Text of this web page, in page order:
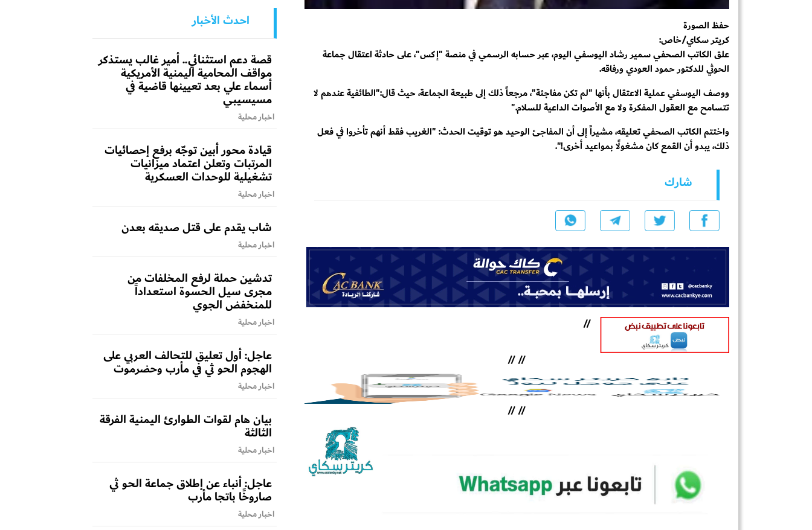
حفظ الصورة
كريتر سكاي/خاص:
علق الكاتب الصحفي سمير رشاد اليوسفي اليوم، عبر حسابه الرسمي في منصة "إكس"، على حادثة اعتقال جماعة
الحوثي للدكتور حمود العودي ورفاقه.
ووصف اليوسفي عملية الاعتقال بأنها "لم تكن مفاجئة"، مرجعاً ذلك إلى طبيعة الجماعة، حيث قال:"الطائفية عندهم لا
تتسامح مع العقول المفكرة ولا مع الأصوات الداعية للسلام."
واختتم الكاتب الصحفي تعليقه، مشيراً إلى أن المفاجئ الوحيد هو توقيت الحدث: "الغريب فقط أنهم تأخروا في فعل
ذلك، يبدو أن القمع كان مشغولًا بمواعيد أخرى!".
شارك
//
//
//
//
//
احدث الأخبار
قصة دعم استثنائي.. أمير غالب يستذكر
مواقف المحامية اليمنية الأمريكية
أسماء علي بعد تعيينها قاضية في
مسيسيبي
اخبار محلية
قيادة محور أبين توجّه برفع إحصائيات
المرتبات وتعلن اعتماد ميزانيات
تشغيلية للوحدات العسكرية
اخبار محلية
شاب يقدم على قتل صديقه بعدن
اخبار محلية
تدشين حملة لرفع المخلفات من
مجرى سيل الحسوة استعداداً
للمنخفض الجوي
اخبار محلية
عاجل: أول تعليق للتحالف العربي على
الهجوم الحو ثي في مأرب وحضرموت
اخبار محلية
بيان هام لقوات الطوارئ اليمنية الفرقة
الثالثة
اخبار محلية
عاجل: أنباء عن إطلاق جماعة الحو ثي
صاروخًا باتجا مأرب
اخبار محلية